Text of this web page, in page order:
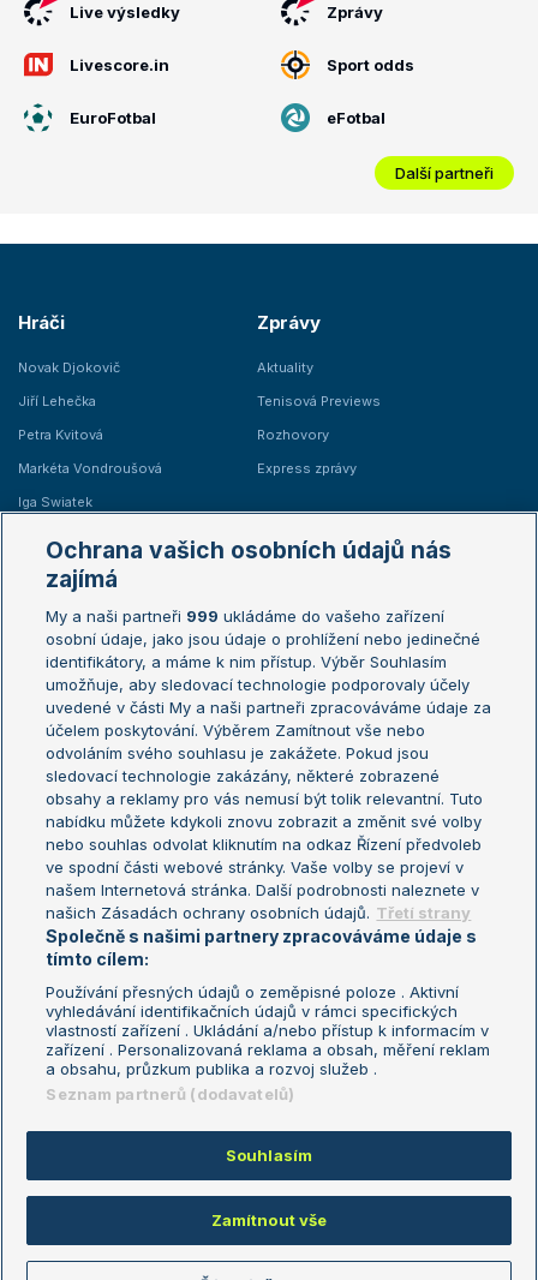
Live výsledky Zprávy
Livescore.in Sport odds
EuroFotbal eFotbal
Další partneři
Hráči
Novak Djokovič
Jiří Lehečka
Petra Kvitová
Markéta Vondroušová
Iga Swiatek
Zprávy
Aktuality
Tenisová Previews
Rozhovory
Express zprávy
Žebříčky
Žebříček ATP (muži)
Žebříček WTA (ženy)
Sázkařský žebříček
Australian Open
French Open
Wimbledon
US Open
Turnaj mistrů
Turnaj mistryň
Aktualní trendy
Fotbalové přestupy
Livesport Daily
LS Prague Open
Podmínky užití
Nastavení soukromí
GDPR a žurnalistika
Reklama
Kontakt
Informace o zpracování osobních
údajů
Copyright © 2008-2026 TenisPortal.cz. Využíváme zpravodajství ČTK.
Ochrana vašich osobních údajů nás
zajímá
My a naši partneři 999 ukládáme do vašeho zařízení
osobní údaje, jako jsou údaje o prohlížení nebo jedinečné
identifikátory, a máme k nim přístup. Výběr Souhlasím
umožňuje, aby sledovací technologie podporovaly účely
uvedené v části My a naši partneři zpracováváme údaje za
účelem poskytování. Výběrem Zamítnout vše nebo
odvoláním svého souhlasu je zakážete. Pokud jsou
sledovací technologie zakázány, některé zobrazené
obsahy a reklamy pro vás nemusí být tolik relevantní. Tuto
nabídku můžete kdykoli znovu zobrazit a změnit své volby
nebo souhlas odvolat kliknutím na odkaz Řízení předvoleb
ve spodní části webové stránky. Vaše volby se projeví v
našem Internetová stránka. Další podrobnosti naleznete v
našich Zásadách ochrany osobních údajů. Třetí strany
Společně s našimi partnery zpracováváme údaje s
tímto cílem:
Používání přesných údajů o zeměpisné poloze . Aktivní
vyhledávání identifikačních údajů v rámci specifických
vlastností zařízení . Ukládání a/nebo přístup k informacím v
zařízení . Personalizovaná reklama a obsah, měření reklam
a obsahu, průzkum publika a rozvoj služeb .
Seznam partnerů (dodavatelů)
Souhlasím
Zamítnout vše